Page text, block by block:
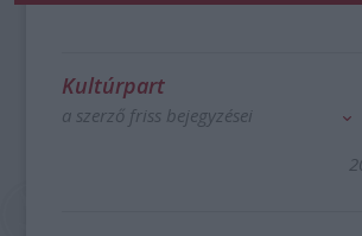
Kultúrpart
a szerző friss bejegyzései